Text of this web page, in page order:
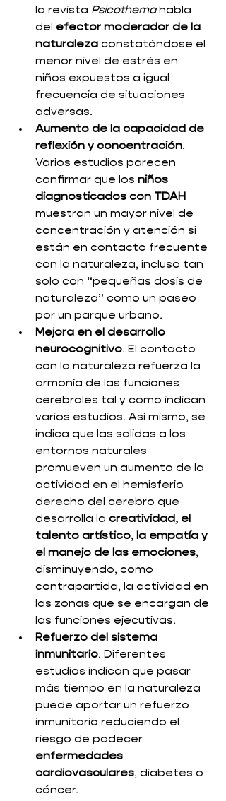
la revista Psicothema habla
del efector moderador de la
naturaleza constatándose el
menor nivel de estrés en
niños expuestos a igual
frecuencia de situaciones
adversas.
Aumento de la capacidad de
reflexión y concentración.
Varios estudios parecen
confirmar que los niños
diagnosticados con TDAH
muestran un mayor nivel de
concentración y atención si
están en contacto frecuente
con la naturaleza, incluso tan
solo con “pequeñas dosis de
naturaleza” como un paseo
por un parque urbano.
Mejora en el desarrollo
neurocognitivo. El contacto
con la naturaleza refuerza la
armonía de las funciones
cerebrales tal y como indican
varios estudios. Así mismo, se
indica que las salidas a los
entornos naturales
promueven un aumento de la
actividad en el hemisferio
derecho del cerebro que
desarrolla la creatividad, el
talento artístico, la empatía y
el manejo de las emociones,
disminuyendo, como
contrapartida, la actividad en
las zonas que se encargan de
las funciones ejecutivas.
Refuerzo del sistema
inmunitario. Diferentes
estudios indican que pasar
más tiempo en la naturaleza
puede aportar un refuerzo
inmunitario reduciendo el
riesgo de padecer
enfermedades
cardiovasculares, diabetes o
cáncer.